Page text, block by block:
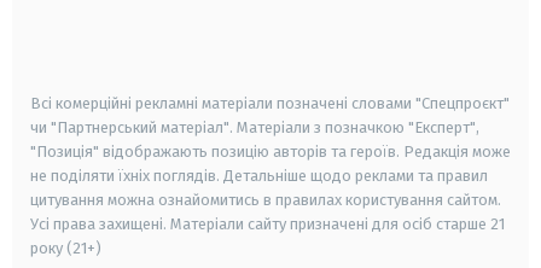
Всі комерційні рекламні матеріали позначені словами "Спецпроєкт"
чи "Партнерський матеріал". Матеріали з позначкою "Експерт",
"Позиція" відображають позицію авторів та героїв. Редакція може
не поділяти їхніх поглядів. Детальніше щодо реклами та правил
цитування можна ознайомитись в правилах користування сайтом.
Усі права захищені. Матеріали сайту призначені для осіб старше 21
року (21+)